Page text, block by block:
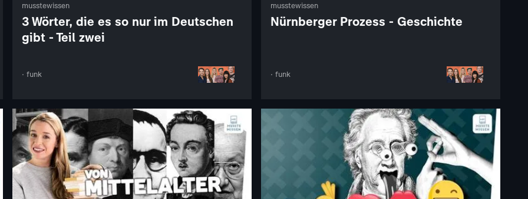
musstewissen
3 Wörter, die es so nur im Deutschen
gibt - Teil zwei
· funk
musstewissen
Nürnberger Prozess - Geschichte
· funk